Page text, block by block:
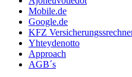
Mobile.de
Google.de
KFZ
Yhteydenotto
Approach
AGB´s